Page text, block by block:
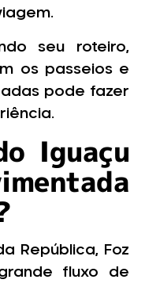
seu roteiro,
os passeios e
pode fazer
Iguaçu
República, Foz
fluxo de